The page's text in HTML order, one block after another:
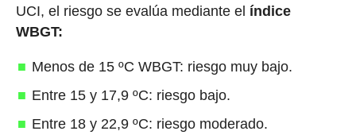
UCI, el riesgo se evalúa mediante el índice
WBGT:
Menos de 15 ºC WBGT: riesgo muy bajo.
Entre 15 y 17,9 ºC: riesgo bajo.
Entre 18 y 22,9 ºC: riesgo moderado.